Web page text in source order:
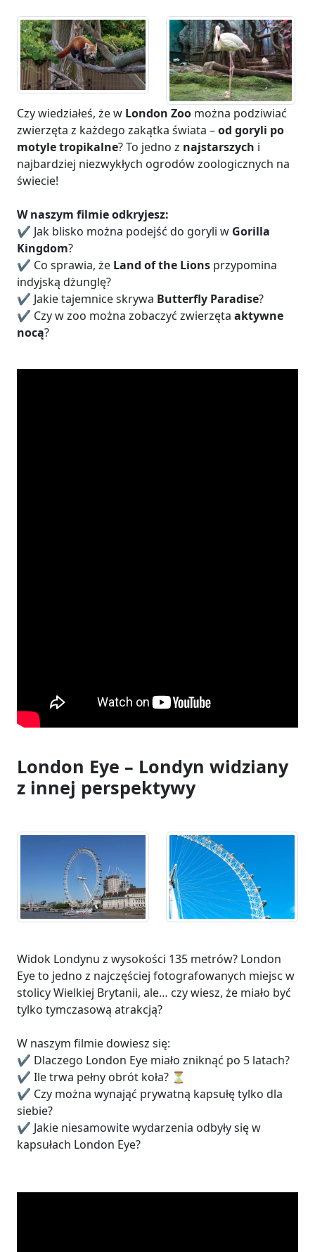
Czy wiedziałeś, że w London Zoo można podziwiać
zwierzęta z każdego zakątka świata –od goryli po
motyle tropikalne? To jedno z najstarszych i
najbardziej niezwykłych ogrodów zoologicznych na
świecie!
W naszym filmie odkryjesz:
✔️ Jak blisko można podejść do goryli w Gorilla
Kingdom?
✔️ Co sprawia, że Land of the Lions przypomina
indyjską dżunglę?
✔️ Jakie tajemnice skrywa Butterfly Paradise?
✔️ Czy w zoo można zobaczyć zwierzęta aktywne
nocą?
London Eye – Londyn widziany
z innej perspektywy
Widok Londynu z wysokości 135 metrów? London
Eye to jedno z najczęściej fotografowanych miejsc w
stolicy Wielkiej Brytanii, ale… czy wiesz, że miało być
tylko tymczasową atrakcją?
W naszym filmie dowiesz się:
✔️ Dlaczego London Eye miało zniknąć po 5 latach?
✔️ Ile trwa pełny obrót koła? ⏳
✔️ Czy można wynająć prywatną kapsułę tylko dla
siebie?
✔️ Jakie niesamowite wydarzenia odbyły się w
kapsułach London Eye?